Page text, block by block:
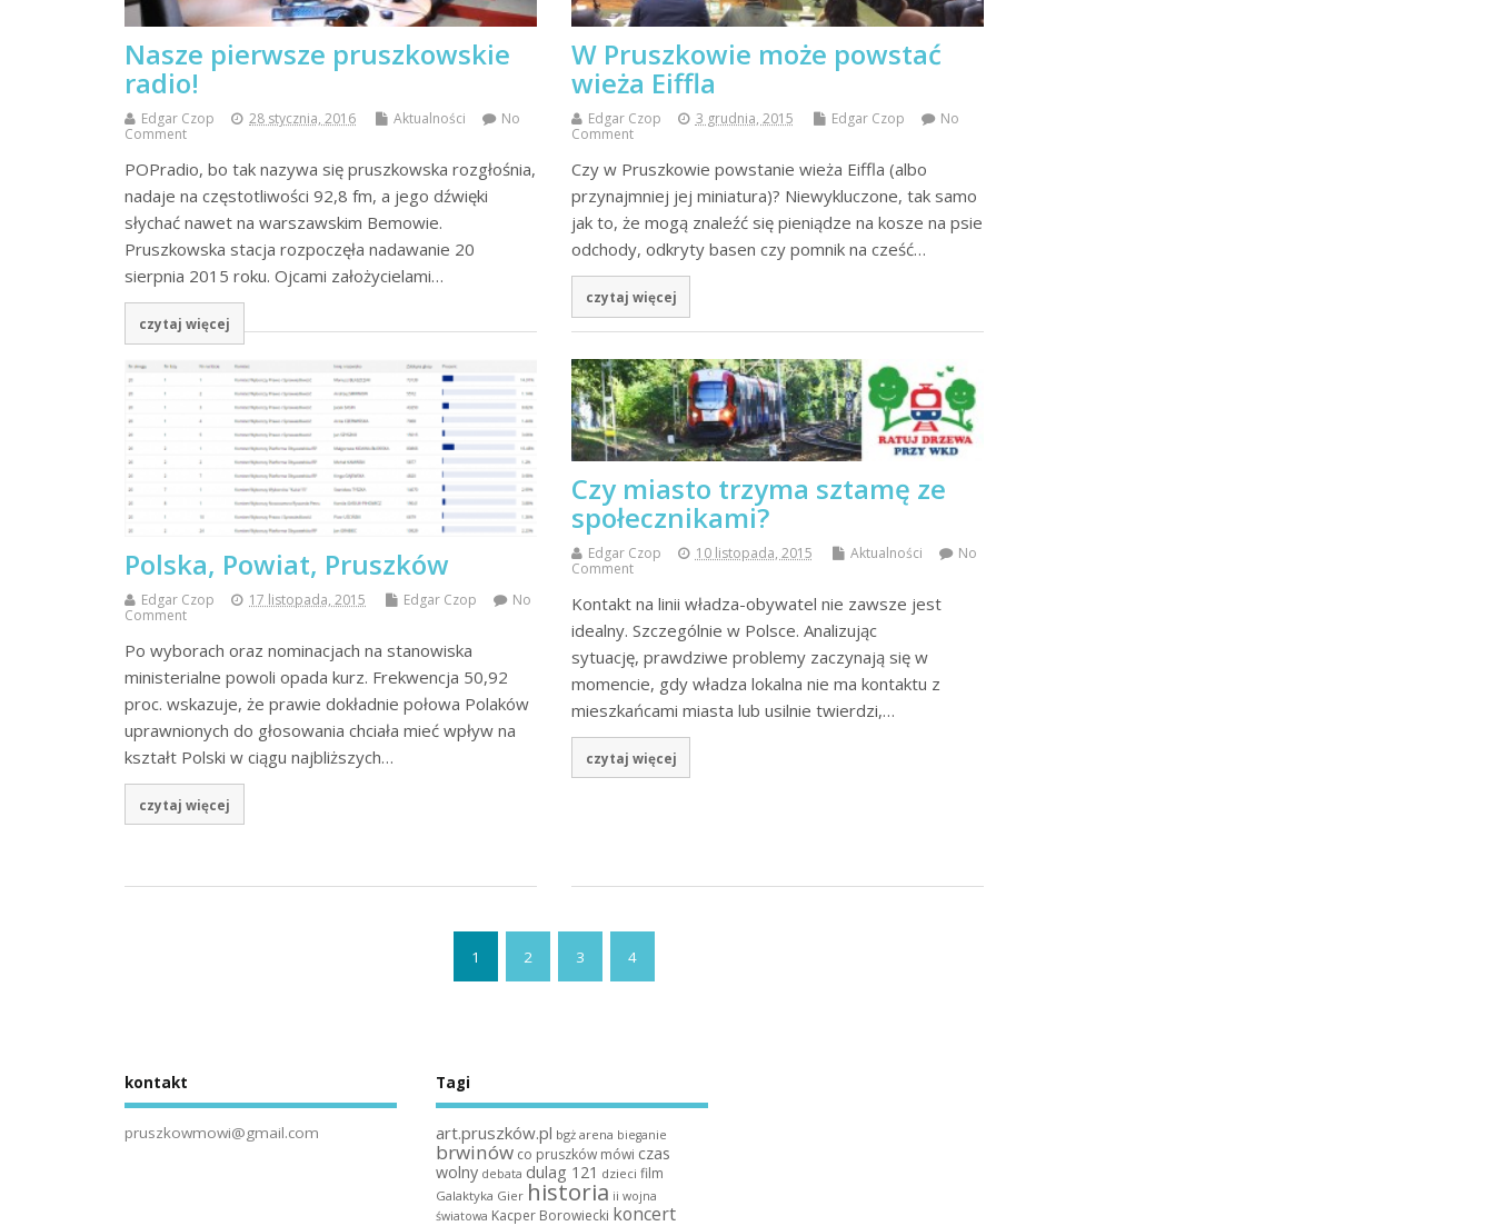
Nasze pierwsze pruszkowskie
radio!
Edgar Czop 28 stycznia, 2016 Aktualności
No
Comment
POPradio, bo tak nazywa się pruszkowska rozgłośnia,
nadaje na częstotliwości 92,8 fm, a jego dźwięki
słychać nawet na warszawskim Bemowie.
Pruszkowska stacja rozpoczęła nadawanie 20
sierpnia 2015 roku. Ojcami założycielami…
czytaj więcej
W Pruszkowie może powstać
wieża Eiffla
Edgar Czop 3 grudnia, 2015 Edgar Czop
No
Comment
Czy w Pruszkowie powstanie wieża Eiffla (albo
przynajmniej jej miniatura)? Niewykluczone, tak samo
jak to, że mogą znaleźć się pieniądze na kosze na psie
odchody, odkryty basen czy pomnik na cześć…
czytaj więcej
Polska, Powiat, Pruszków
Edgar Czop 17 listopada, 2015 Edgar Czop
No
Comment
Po wyborach oraz nominacjach na stanowiska
ministerialne powoli opada kurz. Frekwencja 50,92
proc. wskazuje, że prawie dokładnie połowa Polaków
uprawnionych do głosowania chciała mieć wpływ na
kształt Polski w ciągu najbliższych…
czytaj więcej
Czy miasto trzyma sztamę ze
społecznikami?
Edgar Czop 10 listopada, 2015 Aktualności
No
Comment
Kontakt na linii władza-obywatel nie zawsze jest
idealny. Szczególnie w Polsce. Analizując
sytuację, prawdziwe problemy zaczynają się w
momencie, gdy władza lokalna nie ma kontaktu z
mieszkańcami miasta lub usilnie twierdzi,…
czytaj więcej
1 2 3 4
kontakt
pruszkowmowi@gmail.com
Tagi
art.pruszków.pl bgż arena bieganie
brwinów co pruszków mówi czas
wolny debata dulag 121 dzieci film
Galaktyka Gier historia ii wojna
światowa Kacper Borowiecki koncert